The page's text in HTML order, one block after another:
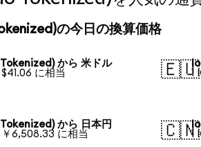
の今日の換算価格
から 米ドル
に相当
🇪🇺
1
から 日本円
6,508.33 に相当
🇨🇳
1